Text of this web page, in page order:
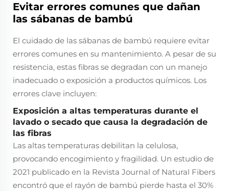
Evitar errores comunes que dañan
las sábanas de bambú
El cuidado de las sábanas de bambú requiere evitar
errores comunes en su mantenimiento. A pesar de su
resistencia, estas fibras se degradan con un manejo
inadecuado o exposición a productos químicos. Los
errores clave incluyen:
Exposición a altas temperaturas durante el
lavado o secado que causa la degradación de
las fibras
Las altas temperaturas debilitan la celulosa,
provocando encogimiento y fragilidad. Un estudio de
2021 publicado en la Revista Journal of Natural Fibers
encontró que el rayón de bambú pierde hasta el 30%